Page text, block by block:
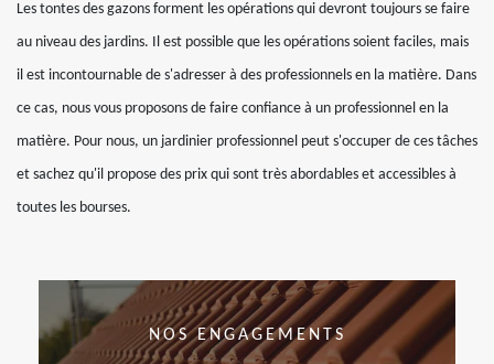
Les tontes des gazons forment les opérations qui devront toujours se faire
au niveau des jardins. Il est possible que les opérations soient faciles, mais
il est incontournable de s'adresser à des professionnels en la matière. Dans
ce cas, nous vous proposons de faire confiance à un professionnel en la
matière. Pour nous, un jardinier professionnel peut s'occuper de ces tâches
et sachez qu'il propose des prix qui sont très abordables et accessibles à
toutes les bourses.
NOS ENGAGEMENTS